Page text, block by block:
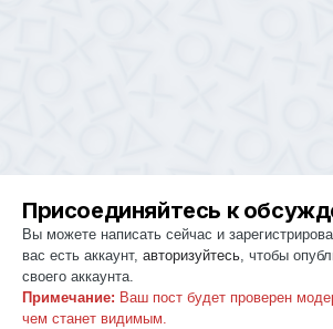
Присоединяйтесь к
Вы можете написать сейчас и
вас есть аккаунт, авторизуйтесь , чтобы
своего аккаунта.
Примечание: Ваш пост будет проверен
чем станет видимым.